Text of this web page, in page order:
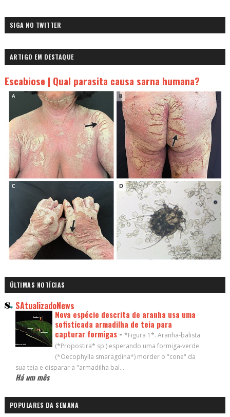
SIGA NO TWITTER
ARTIGO EM DESTAQUE
Escabiose | Qual parasita causa sarna humana?
ÚLTIMAS NOTÍCIAS
SAtualizadoNews
Nova espécie descrita de aranha usa uma
sofisticada armadilha de teia para
capturar formigas - *Figura 1*. Aranha-balista
(*Propostira* sp.) esperando uma formiga-verde
(*Oecophylla smaragdina*) morder o "cone" da
sua teia e disparar a "armadilha bal...
Há um mês
POPULARES DA SEMANA